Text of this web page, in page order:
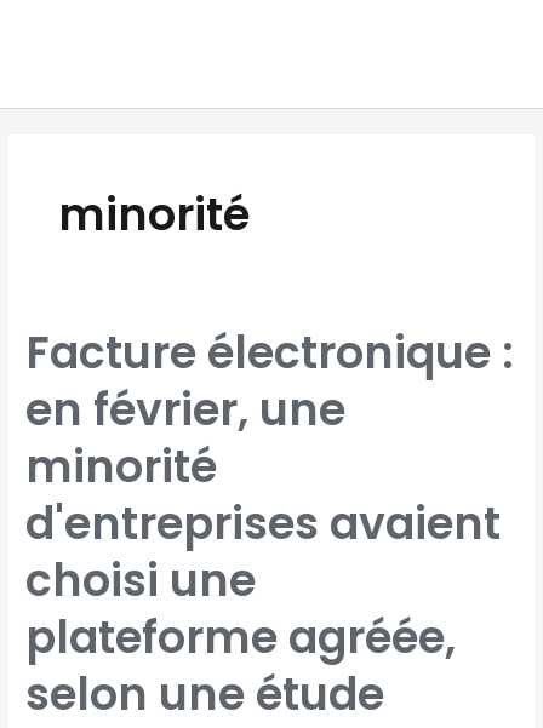
minorité
Facture électronique :
en février, une
minorité
d'entreprises avaient
choisi une
plateforme agréée,
selon une étude
ÉLECTRONIQUE
:
EN
MINORITÉ
D'ENTREPRISES
AVAIENT
UNE
PLATEFORME
AGRÉÉE,
SELON
UNE
ÉTUDE